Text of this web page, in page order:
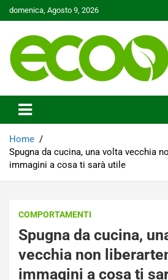
Skip
to
domenica, Agosto 9, 2026
Ecoo.it
Home
Spugna da cucina, una volta vecchia
immagini a cosa ti sarà utile
COMPORTAMENTI
Spugna da cucina,
vecchia non
immagini a cosa ti